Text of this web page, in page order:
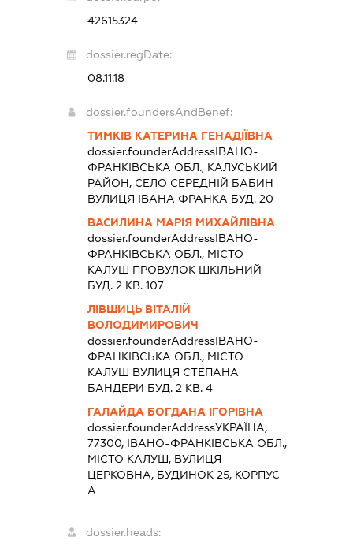
42615324
dossier.regDate:
08.11.18
dossier.foundersAndBenef:
ТИМКІВ КАТЕРИНА ГЕНАДІЇВНА
dossier.founderAddressІВАНО-
ФРАНКІВСЬКА ОБЛ., КАЛУСЬКИЙ
РАЙОН, СЕЛО СЕРЕДНІЙ БАБИН
ВУЛИЦЯ ІВАНА ФРАНКА БУД. 20
ВАСИЛИНА МАРІЯ МИХАЙЛІВНА
dossier.founderAddressІВАНО-
ФРАНКІВСЬКА ОБЛ., МІСТО
КАЛУШ ПРОВУЛОК ШКІЛЬНИЙ
БУД. 2 КВ. 107
ЛІВШИЦЬ ВІТАЛІЙ
ВОЛОДИМИРОВИЧ
dossier.founderAddressІВАНО-
ФРАНКІВСЬКА ОБЛ., МІСТО
КАЛУШ ВУЛИЦЯ СТЕПАНА
БАНДЕРИ БУД. 2 КВ. 4
ГАЛАЙДА БОГДАНА ІГОРІВНА
dossier.founderAddressУКРАЇНА,
77300, ІВАНО-ФРАНКІВСЬКА ОБЛ.,
МІСТО КАЛУШ, ВУЛИЦЯ
ЦЕРКОВНА, БУДИНОК 25, КОРПУС
А
dossier.heads: